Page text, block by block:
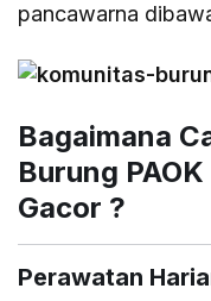
pancawarna
Bagaimana
Burung
Gacor ?
Perawatan